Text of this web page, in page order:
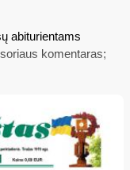
abiturientams
komentaras;